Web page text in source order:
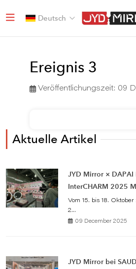
Deutsch
Ereignis 3
Veröffentlichungszeit: 09
Aktuelle Artikel
JYD Mirror ×
InterCHARM 2025
Vom 15. bis 18.
2...
09 December 2025
JYD Mirror bei